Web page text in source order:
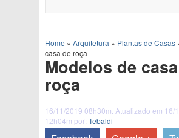
Home » Arquitetura » Plantas de Casas
casa de roça
Modelos de
roça
16/11/2019 08h30m. Atualizado em 16/
12h04m por: Tebaldi